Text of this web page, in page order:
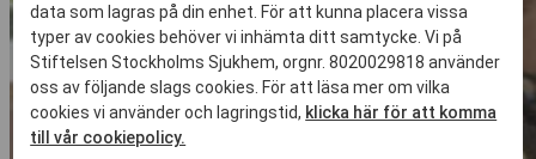
data som lagras på din enhet. För att kunna placera vissa
typer av cookies behöver vi inhämta ditt samtycke. Vi på
Stiftelsen Stockholms Sjukhem, orgnr. 8020029818 använder
oss av följande slags cookies. För att läsa mer om vilka
cookies vi använder och lagringstid, klicka här för att komma
till vår cookiepolicy.